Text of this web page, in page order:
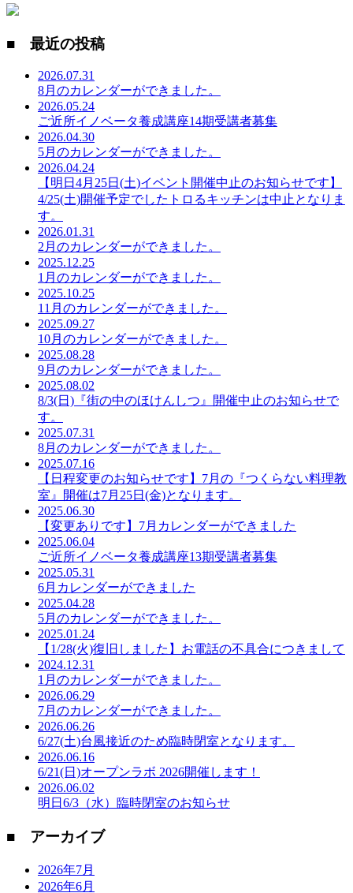
■ 最近の投稿
2026.07.31
8月のカレンダーができました。
2026.05.24
ご近所イノベータ養成講座14期受講者募集
2026.04.30
5月のカレンダーができました。
2026.04.24
【明日4月25日(土)イベント開催中止のお知らせです】
4/25(土)開催予定でしたトロるキッチンは中止となりま
す。
2026.01.31
2月のカレンダーができました。
2025.12.25
1月のカレンダーができました。
2025.10.25
11月のカレンダーができました。
2025.09.27
10月のカレンダーができました。
2025.08.28
9月のカレンダーができました。
2025.08.02
8/3(日)『街の中のほけんしつ』開催中止のお知らせで
す。
2025.07.31
8月のカレンダーができました。
2025.07.16
【日程変更のお知らせです】7月の『つくらない料理教
室』開催は7月25日(金)となります。
2025.06.30
【変更ありです】7月カレンダーができました
2025.06.04
ご近所イノベータ養成講座13期受講者募集
2025.05.31
6月カレンダーができました
2025.04.28
5月のカレンダーができました。
2025.01.24
【1/28(火)復旧しました】お電話の不具合につきまして
2024.12.31
1月のカレンダーができました。
2026.06.29
7月のカレンダーができました。
2026.06.26
6/27(土)台風接近のため臨時閉室となります。
2026.06.16
6/21(日)オープンラボ 2026開催します！
2026.06.02
明日6/3（水）臨時閉室のお知らせ
■ アーカイブ
2026年7月
2026年6月